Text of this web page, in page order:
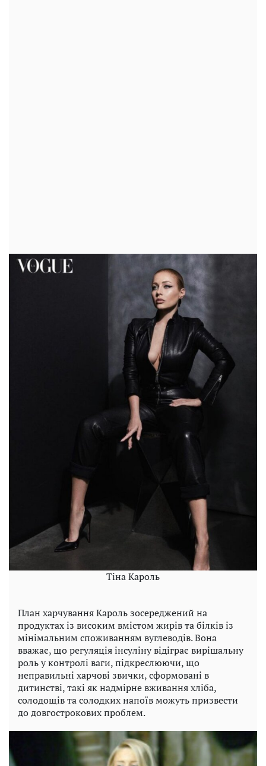
Тіна Кароль
План харчування Кароль зосереджений на
продуктах із високим вмістом жирів та білків із
мінімальним споживанням вуглеводів. Вона
вважає, що регуляція інсуліну відіграє вирішальну
роль у контролі ваги, підкреслюючи, що
неправильні харчові звички, сформовані в
дитинстві, такі як надмірне вживання хліба,
солодощів та солодких напоїв можуть призвести
до довгострокових проблем.